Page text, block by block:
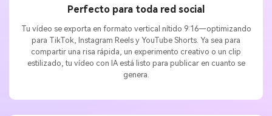
Perfecto para toda red social
Tu vídeo se exporta en formato vertical nítido 9:16—optimizando
para TikTok, Instagram Reels y YouTube Shorts. Ya sea para
compartir una risa rápida, un experimento creativo o un clip
estilizado, tu vídeo con IA está listo para publicar en cuanto se
genera.